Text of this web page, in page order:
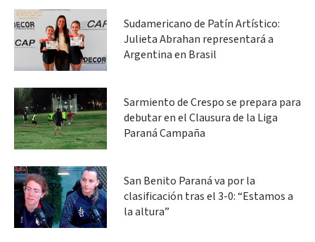
Sudamericano de Patín Artístico:
Julieta Abrahan representará a
Argentina en Brasil
Sarmiento de Crespo se prepara para
debutar en el Clausura de la Liga
Paraná Campaña
San Benito Paraná va por la
clasificación tras el 3-0: “Estamos a
la altura”